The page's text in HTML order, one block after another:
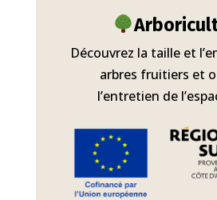
Découvrez la taille et
arbres fruitiers et
l’entretien de